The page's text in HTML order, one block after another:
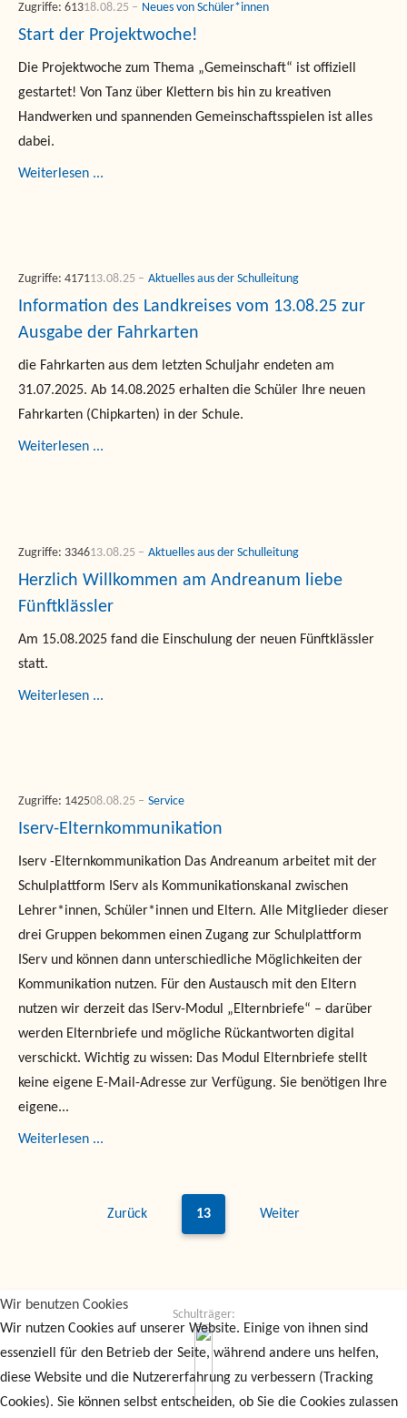
Start der Projektwoche!
Die Projektwoche zum Thema „Gemeinschaft“ ist offiziell
gestartet! Von Tanz über Klettern bis hin zu kreativen
Handwerken und spannenden Gemeinschaftsspielen ist alles
dabei.
Neues von Schüler*innen
18.08.25
Zugriffe: 613
Weiterlesen ...
Information des Landkreises vom 13.08.25 zur
Ausgabe der Fahrkarten
die Fahrkarten aus dem letzten Schuljahr endeten am
31.07.2025. Ab 14.08.2025 erhalten die Schüler Ihre neuen
Fahrkarten (Chipkarten) in der Schule.
Aktuelles aus der Schulleitung
13.08.25
Zugriffe: 4171
Weiterlesen ...
Herzlich Willkommen am Andreanum liebe
Fünftklässler
Am 15.08.2025 fand die Einschulung der neuen Fünftklässler
statt.
Aktuelles aus der Schulleitung
13.08.25
Zugriffe: 3346
Weiterlesen ...
Iserv-Elternkommunikation
Iserv -Elternkommunikation Das Andreanum arbeitet mit der
Schulplattform IServ als Kommunikationskanal zwischen
Lehrer*innen, Schüler*innen und Eltern. Alle Mitglieder dieser
drei Gruppen bekommen einen Zugang zur Schulplattform
IServ und können dann unterschiedliche Möglichkeiten der
Kommunikation nutzen. Für den Austausch mit den Eltern
nutzen wir derzeit das IServ-Modul „Elternbriefe“ – darüber
werden Elternbriefe und mögliche Rückantworten digital
verschickt. Wichtig zu wissen: Das Modul Elternbriefe stellt
keine eigene E-Mail-Adresse zur Verfügung. Sie benötigen Ihre
eigene...
Service
08.08.25
Zugriffe: 1425
Weiterlesen ...
Zurück 13 Weiter
Schulträger:
Wir benutzen Cookies
Wir nutzen Cookies auf unserer Website. Einige von ihnen sind
essenziell für den Betrieb der Seite, während andere uns helfen,
diese Website und die Nutzererfahrung zu verbessern (Tracking
Cookies). Sie können selbst entscheiden, ob Sie die Cookies zulassen